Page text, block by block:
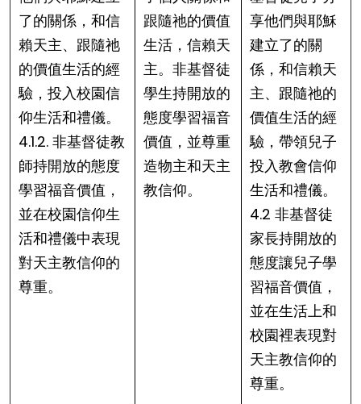
了的關係，和信
賴天主、跟隨祂
的價值生活的經
驗，投入校園信
仰生活和禮儀。
4.1.2. 非基督徒教
師持開放的態度
學習福音價值，
並在校園信仰生
活和禮儀中表現
對天主教信仰的
尊重。
跟隨祂的價值
生活，信賴天
主。非基督徒
學生持開放的
態度學習福音
價值，並尊重
造物主和天主
教信仰。
享他們與耶穌
建立了的關
係，和信賴天
主、跟隨祂的
價值生活的經
驗，帶領兒子
投入教會信仰
生活和禮儀。
4.2 非基督徒
家長持開放的
態度讓兒子學
習福音價值，
並在生活上和
校園裡表現對
天主教信仰的
尊重。